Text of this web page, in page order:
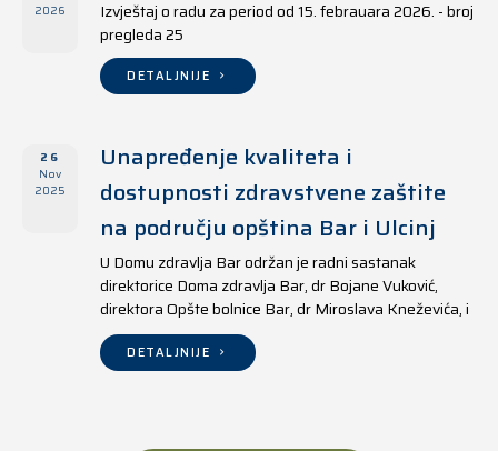
2026
Izvještaj o radu za period od 15. febrauara 2026. - broj
pregleda 25
DETALJNIJE
26
Nov
2025
Unapređenje kvaliteta i
dostupnosti zdravstvene zaštite
na području opština Bar i Ulcinj
U Domu zdravlja Bar održan je radni sastanak
direktorice Doma zdravlja Bar, dr Bojane Vuković,
direktora Opšte bolnice Bar, dr Miroslava Kneževića, i
direktora Doma zdravlja Ulcinj, Kreshnika Mustafe.
DETALJNIJE